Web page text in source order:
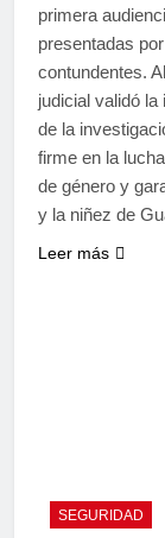
primera
presentadas
contundentes.
judicial validó
de la
firme en la
de género y
y la niñez de
Leer más
SEGURIDAD